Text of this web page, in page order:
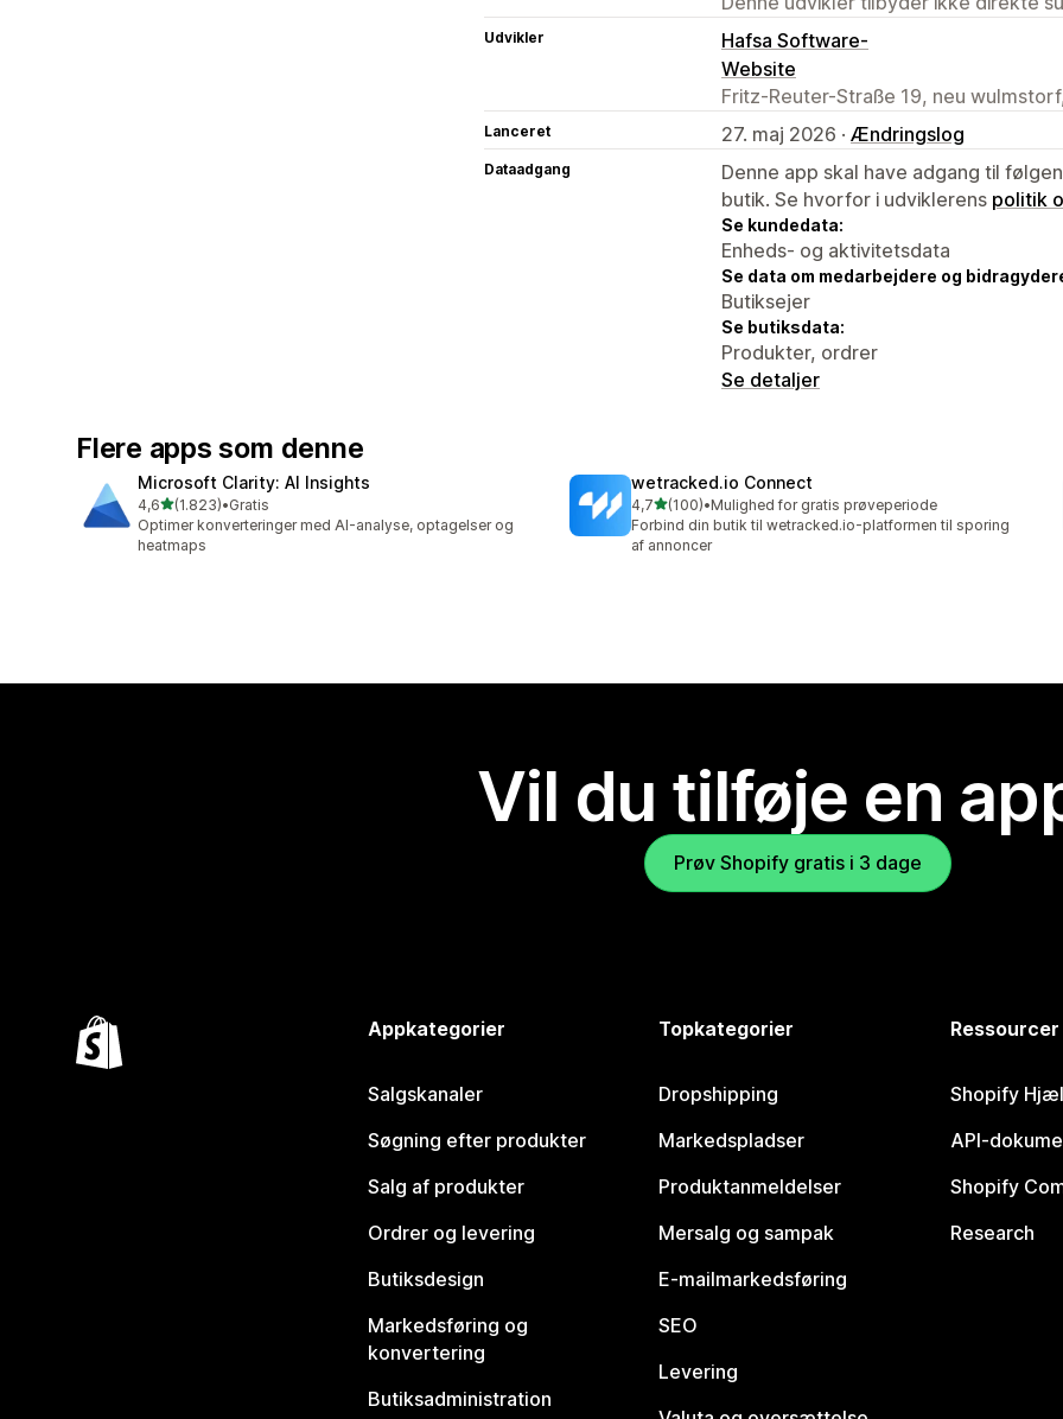
Udvikler
Hafsa Software-
Website
Fritz-Reuter-Straße 19, neu
Lanceret 27. maj 2026 · Ændringslog
Dataadgang
Denne app skal have adgang til
butik. Se hvorfor i udviklerens politik
Se kundedata:
Enheds- og aktivitetsdata
Se data om medarbejdere og
Butiksejer
Se butiksdata:
Produkter, ordrer
Se detaljer
Flere apps som denne
Microsoft Clarity: AI Insights
4,6ud af 5 stjerner
(1.823)
1823 anmeldelser i alt
•Gratis
Optimer konverteringer med AI-analyse, optagelser og
heatmaps
wetracked.io Connect
4,7ud af 5 stjerner
(100)
100 anmeldelser i alt
•Mulighed for gratis prøveperiode
Forbind din butik til wetracked.io-platformen til sporing
af annoncer
Vil du tilføje en
Prøv Shopify gratis i 3 dage
Appkategorier
Salgskanaler
Søgning efter produkter
Salg af produkter
Ordrer og levering
Butiksdesign
Markedsføring og
konvertering
Butiksadministration
Topkategorier
Dropshipping
Markedspladser
Produktanmeldelser
Mersalg og sampak
E-mailmarkedsføring
SEO
Levering
Ressourcer
Shopify
API-
Shopify
Research